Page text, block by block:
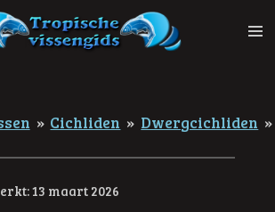
» Cichliden » Dwergcichliden »
13 maart 2026